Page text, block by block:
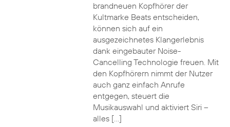
brandneuen Kopfhörer der
Kultmarke Beats entscheiden,
können sich auf ein
ausgezeichnetes Klangerlebnis
dank eingebauter Noise-
Cancelling Technologie freuen. Mit
den Kopfhörern nimmt der Nutzer
auch ganz einfach Anrufe
entgegen, steuert die
Musikauswahl und aktiviert Siri –
alles […]